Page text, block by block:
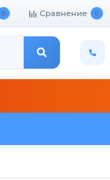
0 Сравнение 0